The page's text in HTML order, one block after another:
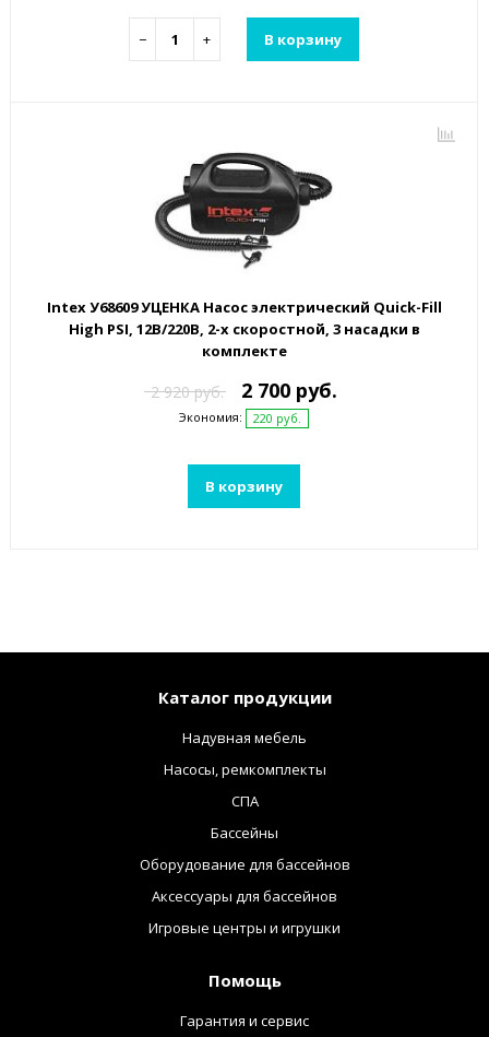
− + В корзину
Intex У68609 УЦЕНКА Насос электрический Quick-Fill
High PSI, 12В/220В, 2-х скоростной, 3 насадки в
комплекте
2 920 руб. 2 700 руб.
Экономия: 220 руб.
В корзину
Каталог продукции
Надувная мебель
Насосы, ремкомплекты
СПА
Бассейны
Оборудование для бассейнов
Аксессуары для бассейнов
Игровые центры и игрушки
Помощь
Гарантия и сервис